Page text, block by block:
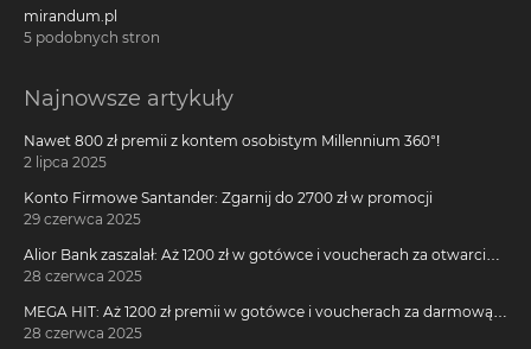
mirandum.pl
5 podobnych stron
Najnowsze artykuły
Nawet 800 zł premii z kontem osobistym Millennium 360°!
2 lipca 2025
Konto Firmowe Santander: Zgarnij do 2700 zł w promocji
29 czerwca 2025
Alior Bank zaszalał: Aż 1200 zł w gotówce i voucherach za otwarcie
darmowego konta!
28 czerwca 2025
MEGA HIT: Aż 1200 zł premii w gotówce i voucherach za darmową
kartę kredytową Citi Simplicity
28 czerwca 2025